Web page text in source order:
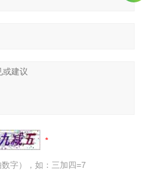
字），如：三加四=7